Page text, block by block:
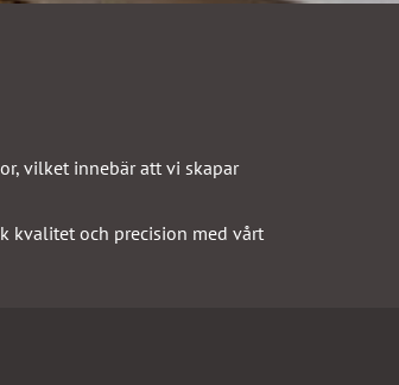
vilket innebär att vi skapar
kvalitet och precision med vårt